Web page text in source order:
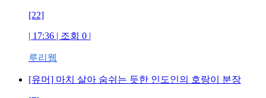
[22]
| 17:36 | 조회 0 |
루리웹
[유머] 마치 살아 숨쉬는 듯한 인도인의 호랑이 분장